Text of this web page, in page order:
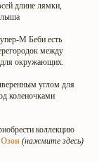
длине лямки,
М Беби есть
между
для окружающих.
углом для
коленочками
коллекцию
Озон (нажмите здесь)